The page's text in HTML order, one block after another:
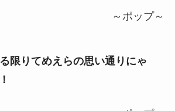
～ポップ～
限りてめえらの思い通りにゃ